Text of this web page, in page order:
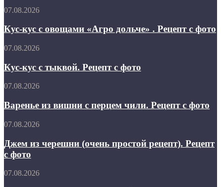
мятой
Кус-
с
овощами
«Агро
.
Рецепт
фото
07.08.2026
Кус-кус с овощами «Агро дольче» . Рецепт с фото
Кус-
с
тыквой.
Рецепт
фото
07.08.2026
Кус-кус с тыквой. Рецепт с фото
Варенье
вишни
с
перцем
чили.
Рецепт
с
фото
07.08.2026
Варенье из вишни с перцем чили. Рецепт с фото
Джем
черешни
(очень
простой
Рецепт
07.08.2026
Джем из черешни (очень простой рецепт). Рецепт
с фото
Баклажанные
07.08.2026